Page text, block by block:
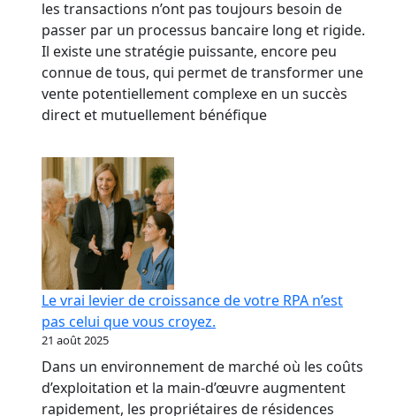
les transactions n’ont pas toujours besoin de
passer par un processus bancaire long et rigide.
Il existe une stratégie puissante, encore peu
connue de tous, qui permet de transformer une
vente potentiellement complexe en un succès
direct et mutuellement bénéfique
Le vrai levier de croissance de votre RPA n’est
pas celui que vous croyez.
21 août 2025
Dans un environnement de marché où les coûts
d’exploitation et la main-d’œuvre augmentent
rapidement, les propriétaires de résidences